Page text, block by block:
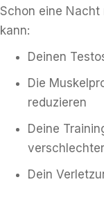
Schon eine
kann:
Deinen
Die
reduzieren
Deine
Dein